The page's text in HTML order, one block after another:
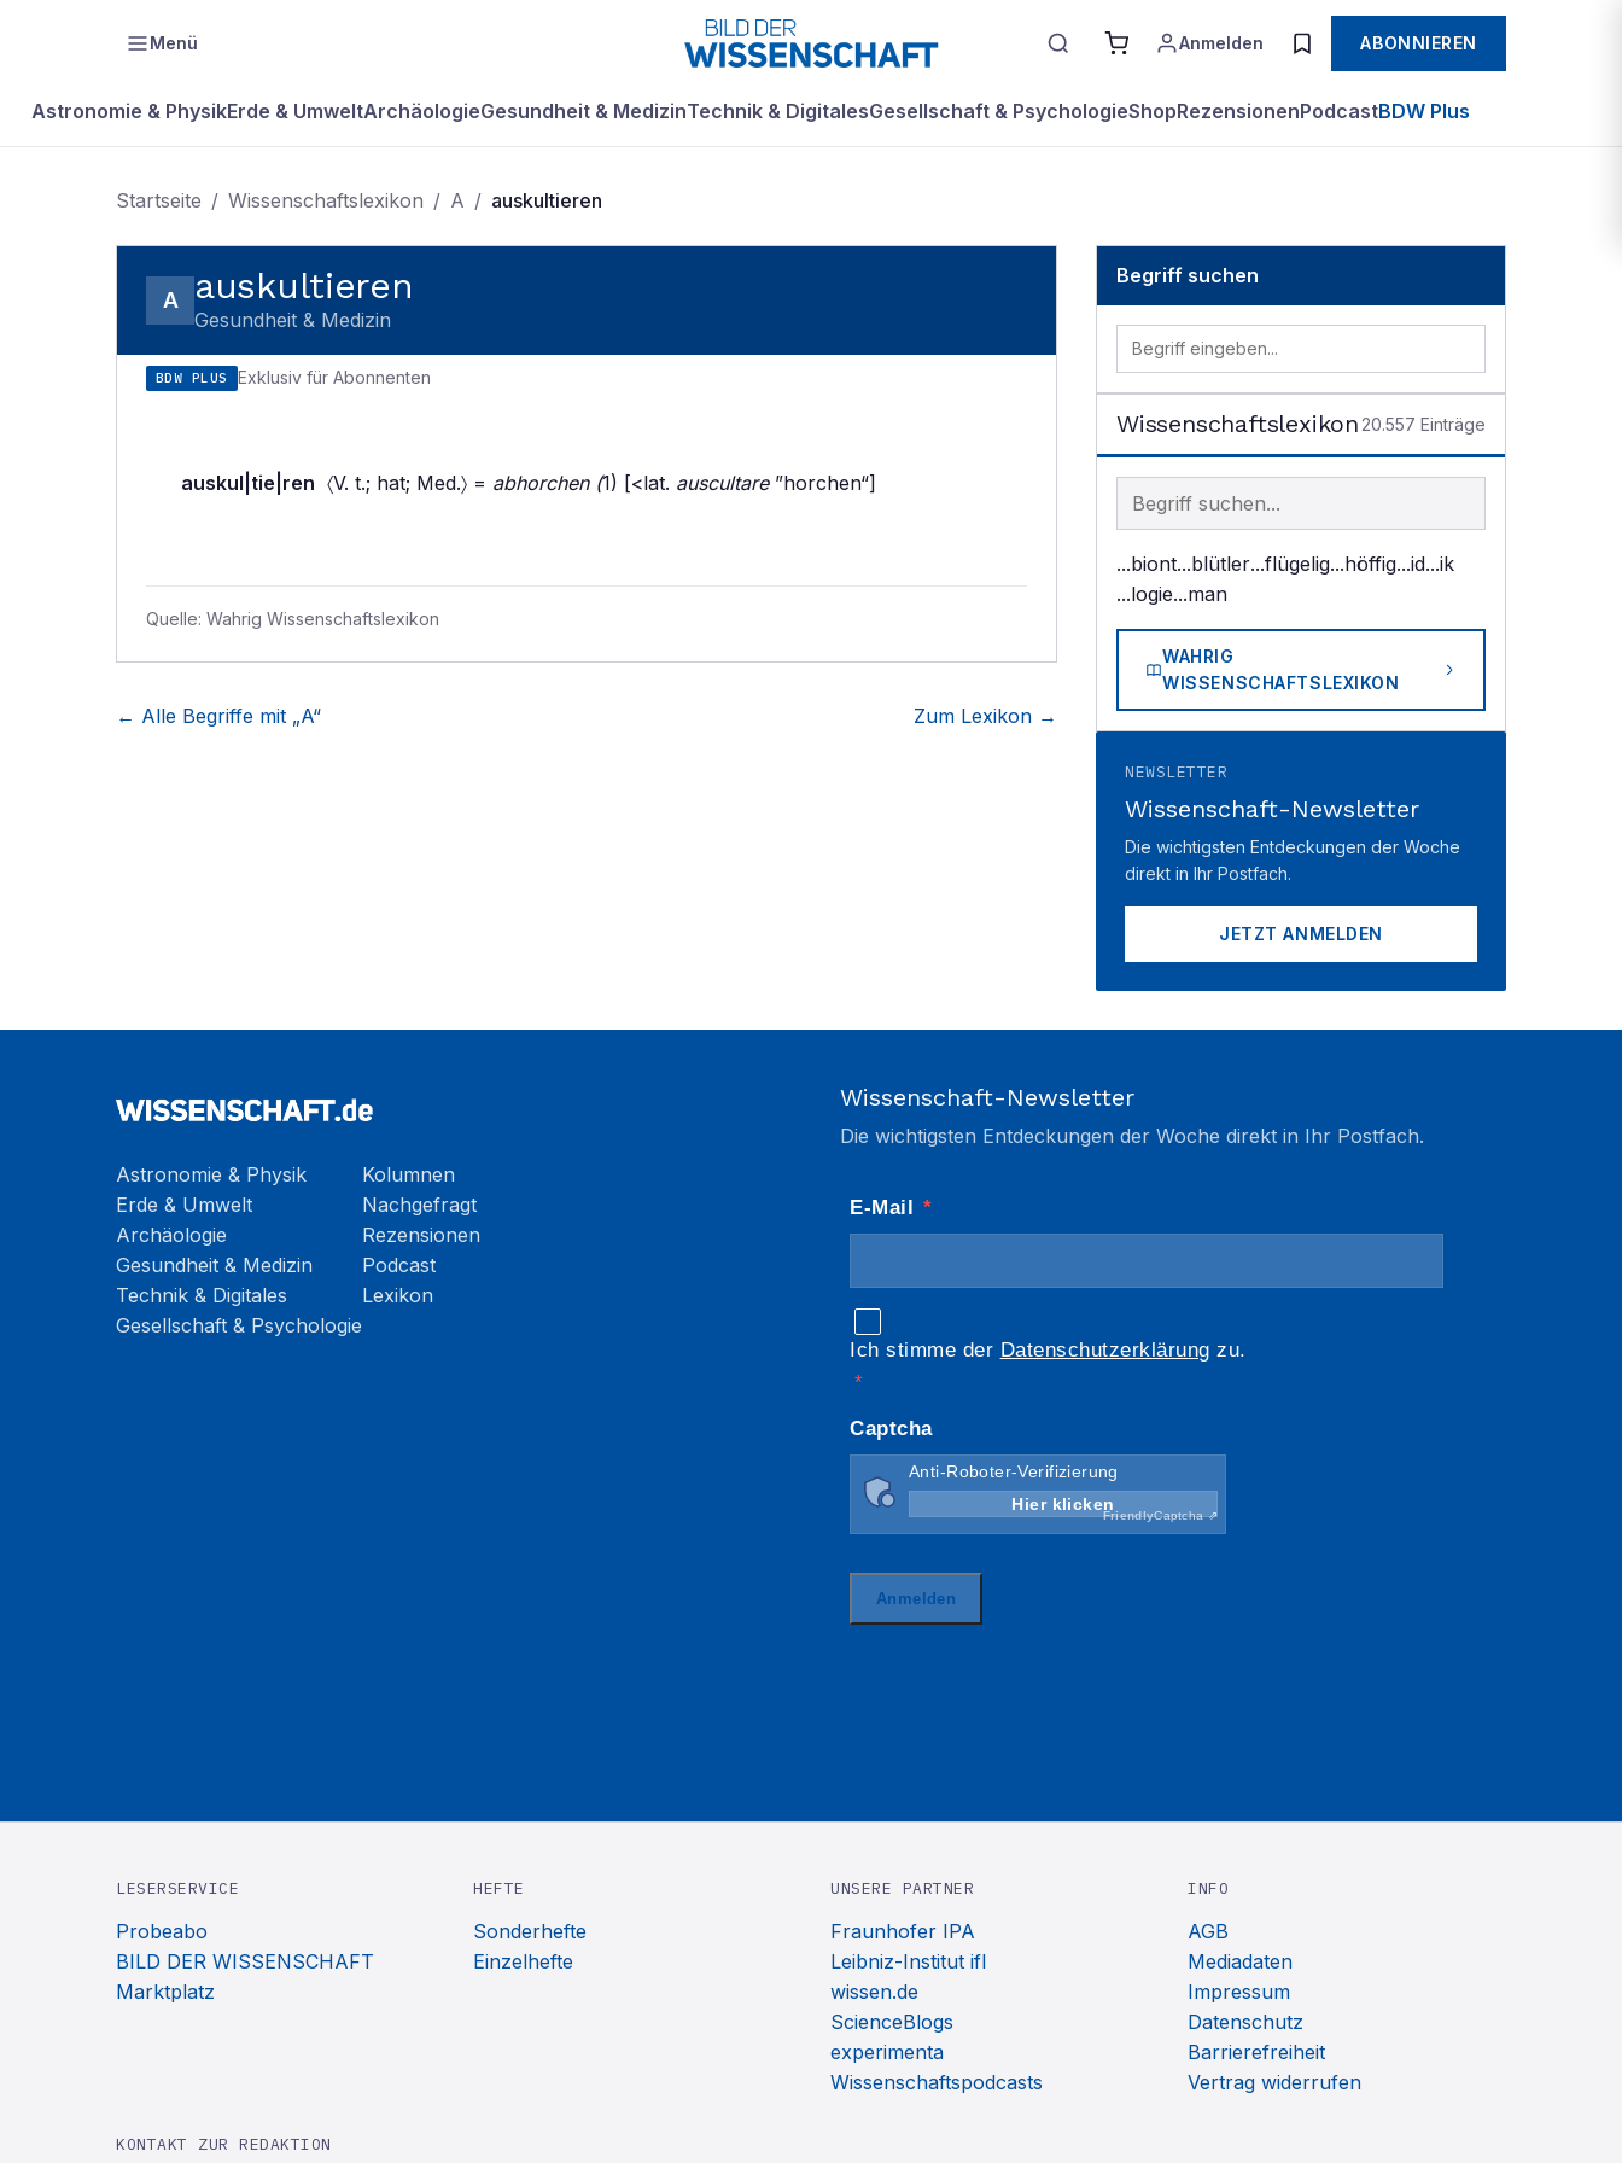
Menü Anmelden ABONNIEREN
Astronomie & PhysikErde & UmweltArchäologieGesundheit & MedizinTechnik & DigitalesGesellschaft & PsychologieShopRezensionenPodcastBDW Plus
Startseite / Wissenschaftslexikon / A / auskultieren
A auskultieren
Gesundheit & Medizin
BDW PLUS Exklusiv für Abonnenten
auskul|tie|ren 〈V. t.; hat; Med.〉 = abhorchen (1) [<lat. auscultare”horchen“]
Quelle: Wahrig Wissenschaftslexikon
← Alle Begriffe mit „A“ Zum Lexikon →
Begriff suchen
Wissenschaftslexikon 20.557 Einträge
Begriff im Lexikon suchen
...biont...blütler...flügelig...höffig...id...ik
...logie...man
WAHRIG
WISSENSCHAFTSLEXIKON
NEWSLETTER
Wissenschaft-Newsletter
Die wichtigsten Entdeckungen der Woche
direkt in Ihr Postfach.
JETZT ANMELDEN
Astronomie & Physik
Erde & Umwelt
Archäologie
Gesundheit & Medizin
Technik & Digitales
Gesellschaft & Psychologie
Kolumnen
Nachgefragt
Rezensionen
Podcast
Lexikon
Wissenschaft-Newsletter
Die wichtigsten Entdeckungen der Woche direkt in Ihr Postfach.
LESERSERVICE
Probeabo
BILD DER WISSENSCHAFT
Marktplatz
HEFTE
Sonderhefte
Einzelhefte
UNSERE PARTNER
Fraunhofer IPA
Leibniz-Institut ifl
wissen.de
ScienceBlogs
experimenta
Wissenschaftspodcasts
INFO
AGB
Mediadaten
Impressum
Datenschutz
Barrierefreiheit
Vertrag widerrufen
KONTAKT ZUR REDAKTION